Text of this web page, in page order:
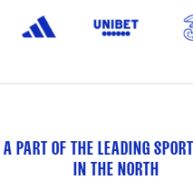
A PART OF THE LEADING
IN THE NORTH